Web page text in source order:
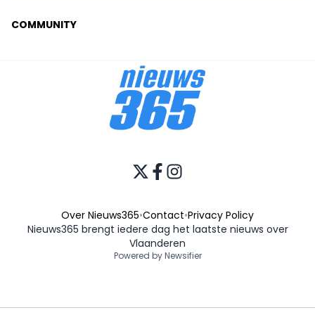
COMMUNITY
Over Nieuws365•Contact•Privacy Policy
Nieuws365 brengt iedere dag het laatste nieuws over
Vlaanderen
Powered by Newsifier